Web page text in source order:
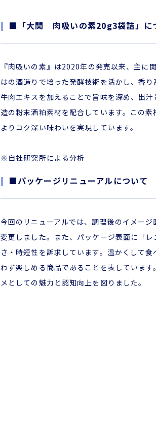
■「大関 肉吸いの素20g3袋詰」に
『肉吸いの素』は2020年の発売以来、主に
はの酒造りで培った発酵技術を活かし、香
牛肉エキスを加えることで旨味を深め、出
造の粉末酒粕素材を配合しています。この
よりコク深い味わいを実現しています。
※自社研究所による分析
■パッケージリニューアルについて
今回のリニューアルでは、調理後のイメー
変更しました。また、パッケージ表面に「
さ・時短性を訴求しています。温かくして
わず楽しめる商品であることを表していま
メとしての魅力と認知向上を図りました。